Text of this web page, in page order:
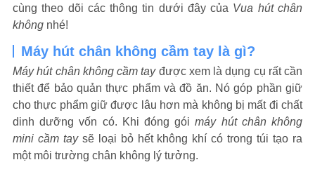
cùng theo dõi các thông tin dưới đây của Vua hút chân
không nhé!
Máy hút chân không cầm tay là gì?
Máy hút chân không cầm tayđược xem là dụng cụ rất cần
thiết để bảo quản thực phẩm và đồ ăn. Nó góp phần giữ
cho thực phẩm giữ được lâu hơn mà không bị mất đi chất
dinh dưỡng vốn có. Khi đóng gói máy hút chân không
mini cầm taysẽ loại bỏ hết không khí có trong túi tạo ra
một môi trường chân không lý tưởng.